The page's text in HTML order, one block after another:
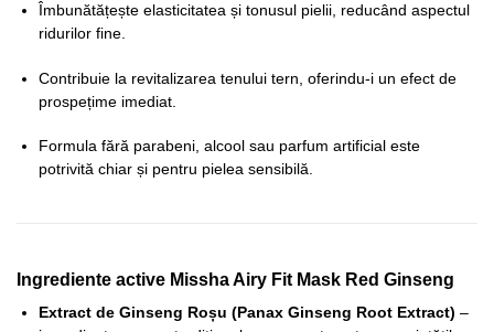
Îmbunătățește elasticitatea și tonusul pielii, reducând aspectul
ridurilor fine.
Contribuie la revitalizarea tenului tern, oferindu-i un efect de
prospețime imediat.
Formula fără parabeni, alcool sau parfum artificial este
potrivită chiar și pentru pielea sensibilă.
Ingrediente active Missha Airy Fit Mask Red Ginseng
Extract de Ginseng Roșu (Panax Ginseng Root Extract) –